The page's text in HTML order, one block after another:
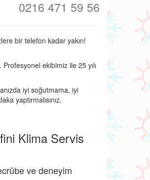
0216 471 59 56
bir telefon kadar yakın!
Profesyonel ekibimiz ile 25 yılı
iyi soğutmama, iyi
yaptırmalısınız.
Klima Servis
ve deneyim